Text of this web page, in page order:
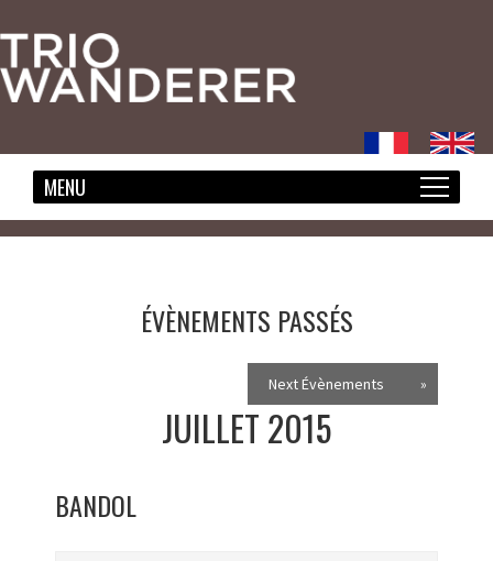
ÉVÈNEMENTS PASSÉS
LISTE
DES
Next Évènements »
JUILLET 2015
BANDOL